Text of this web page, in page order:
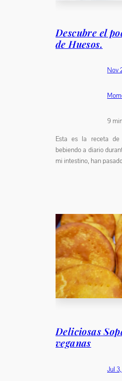
Descubre el
de Huesos.
Nov
9
Esta es la receta
bebiendo a diario
mi intestino, han
Deliciosas
veganas
Jul